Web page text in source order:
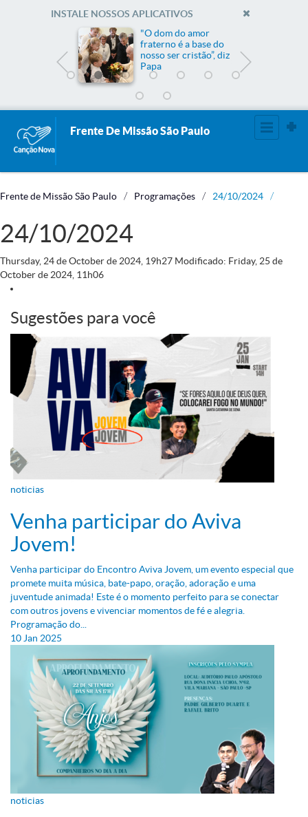
INSTALE NOSSOS APLICATIVOS
"O dom do amor
fraterno é a base do
nosso ser cristão”, diz
Papa
Frente De Missão São Paulo
Frente de Missão São Paulo Programações 24/10/2024
24/10/2024
Thursday, 24deOctoberde 2024, 19h27 Modificado: Friday, 25 de
Octoberde 2024, 11h06
Sugestões para você
noticias
Venha participar do Aviva
Jovem!
Venha participar do Encontro Aviva Jovem, um evento especial que
promete muita música, bate-papo, oração, adoração e uma
juventude animada! Este é o momento perfeito para se conectar
com outros jovens e vivenciar momentos de fé e alegria.
Programação do...
10 Jan 2025
noticias